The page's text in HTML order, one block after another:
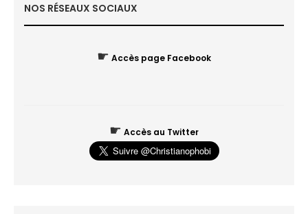
NOS RÉSEAUX SOCIAUX
☛ Accès page Facebook
☛ Accès au Twitter